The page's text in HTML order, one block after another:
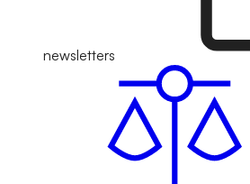
newsletters